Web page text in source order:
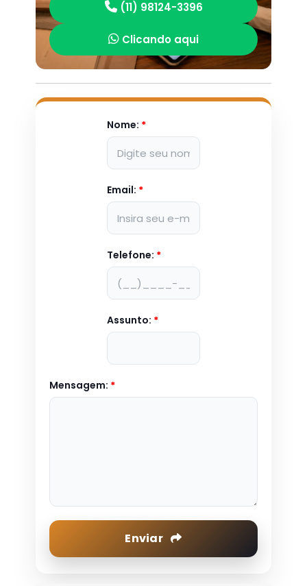
(11) 98124-3396
Clicando aqui
Nome: *
Email: *
Telefone: *
Assunto: *
Mensagem: *
Enviar